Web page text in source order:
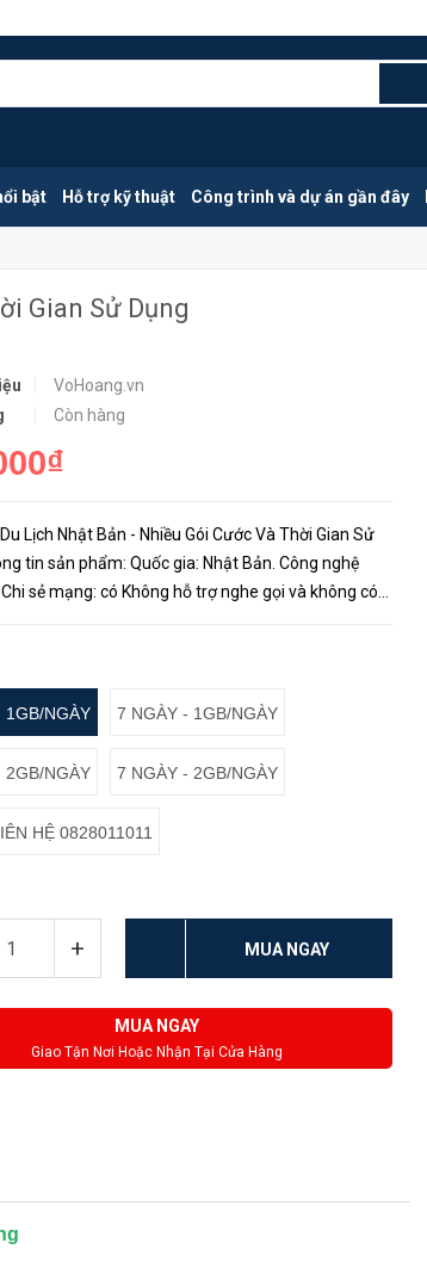
bật Hỗ trợ kỹ thuật Công trình và dự án gần đây
Gian Sử Dụng
VoHoang.vn
Còn hàng
Lịch Nhật Bản - Nhiều Gói Cước Và Thời Gian Sử
Quốc gia: Nhật Bản. Công nghệ
sẻ mạng: có Không hỗ trợ nghe gọi và không có
1GB/NGÀY 7 NGÀY - 1GB/NGÀY
2GB/NGÀY 7 NGÀY - 2GB/NGÀY
HỆ 0828011011
+ MUA NGAY
MUA NGAY
Giao Tận Nơi Hoặc Nhận Tại Cửa Hàng
MUA NGAY